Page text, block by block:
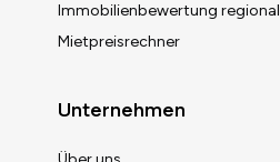
Immobilienbewertung regional
Mietpreisrechner
Unternehmen